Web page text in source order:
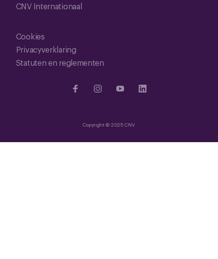
CNV Internationaal
Cookies
Privacyverklaring
Statuten en reglementen
Copyright © 2025 CNV